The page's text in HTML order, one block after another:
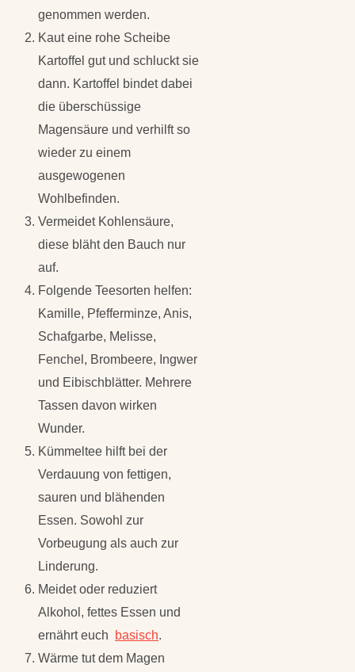
genommen werden.
Kaut eine rohe Scheibe
Kartoffel gut und schluckt sie
dann. Kartoffel bindet dabei
die überschüssige
Magensäure und verhilft so
wieder zu einem
ausgewogenen
Wohlbefinden.
Vermeidet Kohlensäure,
diese bläht den Bauch nur
auf.
Folgende Teesorten helfen:
Kamille, Pfefferminze, Anis,
Schafgarbe, Melisse,
Fenchel, Brombeere, Ingwer
und Eibischblätter. Mehrere
Tassen davon wirken
Wunder.
Kümmeltee hilft bei der
Verdauung von fettigen,
sauren und blähenden
Essen. Sowohl zur
Vorbeugung als auch zur
Linderung.
Meidet oder reduziert
Alkohol, fettes Essen und
ernährt euch
basisch.
Wärme tut dem Magen